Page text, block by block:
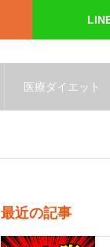
医療ダイエット
最近の記事